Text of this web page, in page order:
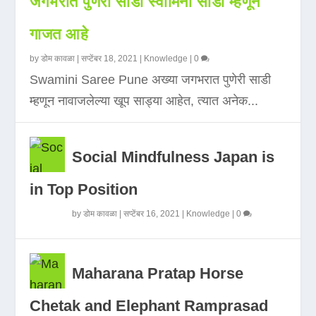
गाजत आहे
byडोम कावळा |सप्टेंबर 18, 2021 Knowledge |0
Swamini Saree Pune अख्या जगभरात पुणेरी साडी
म्हणून नावाजलेल्या खूप साड्या आहेत, त्यात अनेक...
Social Mindfulness Japan is
in Top Position
byडोम कावळा |सप्टेंबर 16, 2021 Knowledge |0
Maharana Pratap Horse
Chetak and Elephant Ramprasad